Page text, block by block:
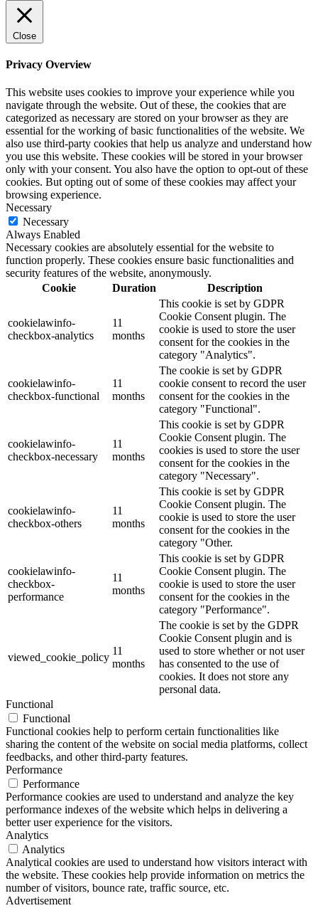
Close
Privacy Overview
This website uses cookies to improve your experience while you
navigate through the website. Out of these, the cookies that are
categorized as necessary are stored on your browser as they are
essential for the working of basic functionalities of the website. We
also use third-party cookies that help us analyze and understand how
you use this website. These cookies will be stored in your browser
only with your consent. You also have the option to opt-out of these
cookies. But opting out of some of these cookies may affect your
browsing experience.
Necessary
Necessary
Always Enabled
Necessary cookies are absolutely essential for the website to
function properly. These cookies ensure basic functionalities and
security features of the website, anonymously.
Cookie
Duration Description
cookielawinfo-
checkbox-analytics
11
months
This cookie is set by GDPR
Cookie Consent plugin. The
cookie is used to store the user
consent for the cookies in the
category "Analytics".
cookielawinfo-
checkbox-functional
11
months
The cookie is set by GDPR
cookie consent to record the user
consent for the cookies in the
category "Functional".
cookielawinfo-
checkbox-necessary
11
months
This cookie is set by GDPR
Cookie Consent plugin. The
cookies is used to store the user
consent for the cookies in the
category "Necessary".
cookielawinfo-
checkbox-others
11
months
This cookie is set by GDPR
Cookie Consent plugin. The
cookie is used to store the user
consent for the cookies in the
category "Other.
cookielawinfo-
checkbox-
performance
11
months
This cookie is set by GDPR
Cookie Consent plugin. The
cookie is used to store the user
consent for the cookies in the
category "Performance".
viewed_cookie_policy
11
months
The cookie is set by the GDPR
Cookie Consent plugin and is
used to store whether or not user
has consented to the use of
cookies. It does not store any
personal data.
Functional
Functional
Functional cookies help to perform certain functionalities like
sharing the content of the website on social media platforms, collect
feedbacks, and other third-party features.
Performance
Performance
Performance cookies are used to understand and analyze the key
performance indexes of the website which helps in delivering a
better user experience for the visitors.
Analytics
Analytics
Analytical cookies are used to understand how visitors interact with
the website. These cookies help provide information on metrics the
number of visitors, bounce rate, traffic source, etc.
Advertisement